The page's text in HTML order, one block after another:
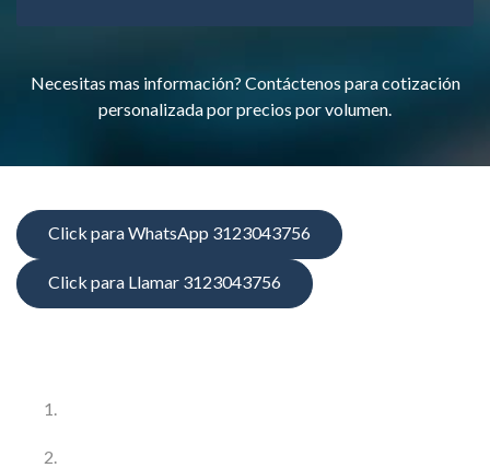
Necesitas mas información? Contáctenos para cotización
personalizada por precios por volumen.
Click para WhatsApp 3123043756
Click para Llamar 3123043756